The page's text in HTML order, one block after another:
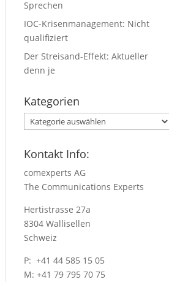
Sprechen
IOC-Krisenmanagement: Nicht
qualifiziert
Der Streisand-Effekt: Aktueller
denn je
Kategorien
Kategorien
Kontakt Info:
comexperts AG
The Communications Experts
Hertistrasse 27a
8304 Wallisellen
Schweiz
P: +41 44 585 15 05
M: +41 79 795 70 75